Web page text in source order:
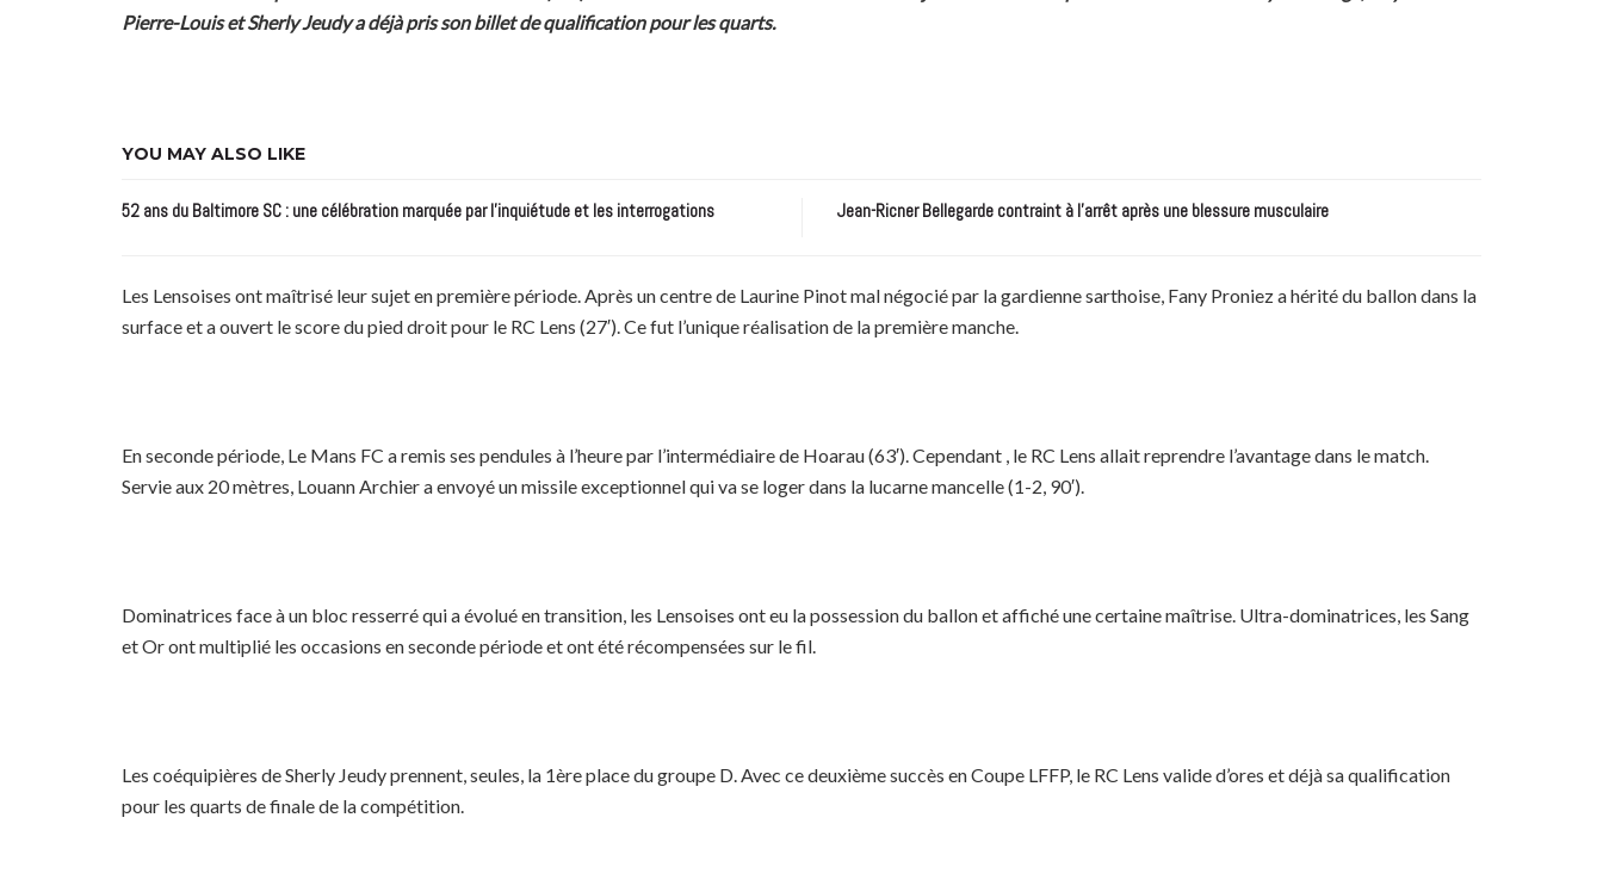
Pierre-Louis et Sherly Jeudy a déjà pris son billet de qualification pour les quarts.
YOU MAY ALSO LIKE
52 ans du Baltimore SC : une célébration marquée par l’inquiétude et les interrogations Jean-Ricner Bellegarde contraint à l’arrêt après une blessure musculaire
Les Lensoises ont maîtrisé leur sujet en première période. Après un centre de Laurine Pinot mal négocié par la gardienne sarthoise, Fany Proniez a hérité du ballon dans la
surface et a ouvert le score du pied droit pour le RC Lens (27′). Ce fut l’unique réalisation de la première manche.
En seconde période, Le Mans FC a remis ses pendules à l’heure par l’intermédiaire de Hoarau (63′). Cependant , le RC Lens allait reprendre l’avantage dans le match.
Servie aux 20 mètres, Louann Archier a envoyé un missile exceptionnel qui va se loger dans la lucarne mancelle (1-2, 90′).
Dominatrices face à un bloc resserré qui a évolué en transition, les Lensoises ont eu la possession du ballon et affiché une certaine maîtrise. Ultra-dominatrices, les Sang
et Or ont multiplié les occasions en seconde période et ont été récompensées sur le fil.
Les coéquipières de Sherly Jeudy prennent, seules, la 1ère place du groupe D. Avec ce deuxième succès en Coupe LFFP, le RC Lens valide d’ores et déjà sa qualification
pour les quarts de finale de la compétition.